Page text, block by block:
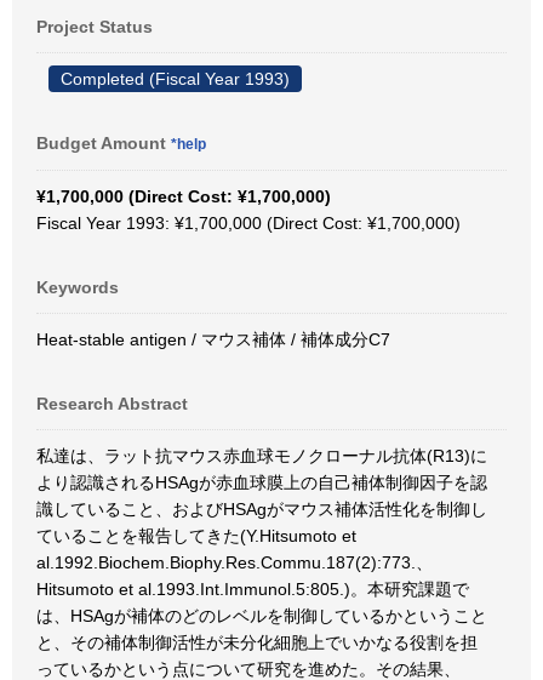
Project Status
Completed (Fiscal Year 1993)
Budget Amount *help
¥1,700,000 (Direct Cost: ¥1,700,000)
Fiscal Year 1993: ¥1,700,000 (Direct Cost: ¥1,700,000)
Keywords
Heat-stable antigen / マウス補体 / 補体成分C7
Research Abstract
私達は、ラット抗マウス赤血球モノクローナル抗体(R13)に
より認識されるHSAgが赤血球膜上の自己補体制御因子を認
識していること、およびHSAgがマウス補体活性化を制御し
ていることを報告してきた(Y.Hitsumoto et
al.1992.Biochem.Biophy.Res.Commu.187(2):773.、
Hitsumoto et al.1993.Int.Immunol.5:805.)。本研究課題で
は、HSAgが補体のどのレベルを制御しているかということ
と、その補体制御活性が未分化細胞上でいかなる役割を担
っているかという点について研究を進めた。その結果、